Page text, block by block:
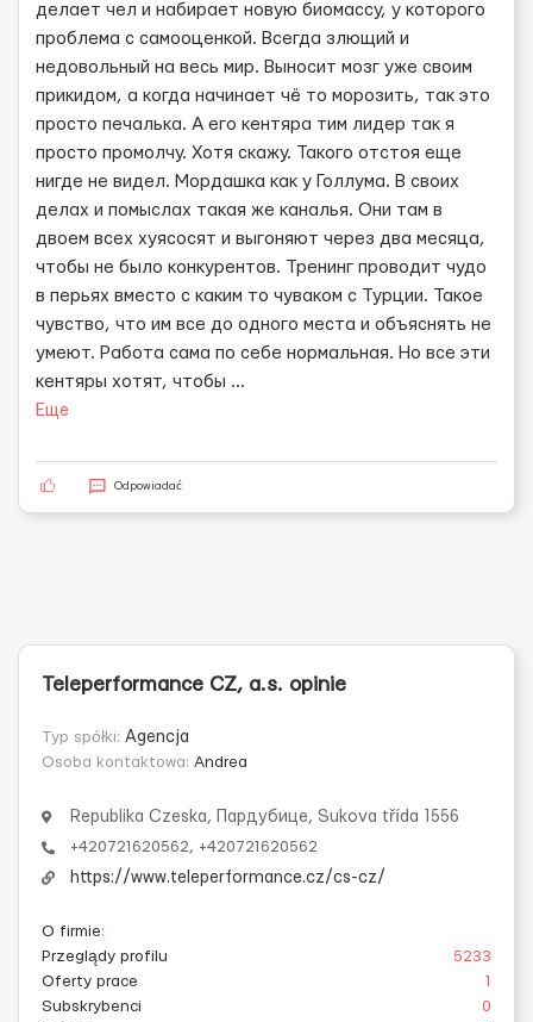
делает чел и набирает новую биомассу, у которого
проблема с самооценкой. Всегда злющий и
недовольный на весь мир. Выносит мозг уже своим
прикидом, а когда начинает чё то морозить, так это
просто печалька. А его кентяра тим лидер так я
просто промолчу. Хотя скажу. Такого отстоя еще
нигде не видел. Мордашка как у Голлума. В своих
делах и помыслах такая же каналья. Они там в
двоем всех хуясосят и выгоняют через два месяца,
чтобы не было конкурентов. Тренинг проводит чудо
в перьях вместо с каким то чуваком с Турции. Такое
чувство, что им все до одного места и объяснять не
умеют. Работа сама по себе нормальная. Но все эти
кентяры хотят, чтобы ...
Еще
Odpowiadać
Teleperformance CZ, a.s. opinie
Typ spółki: Agencja
Osoba kontaktowa: Andrea
Republika Czeska, Пардубице, Sukova třída 1556
+420721620562, +420721620562
https://www.teleperformance.cz/cs-cz/
O firmie:
Przeglądy profilu
5233
Oferty prace
1
Subskrybenci
0